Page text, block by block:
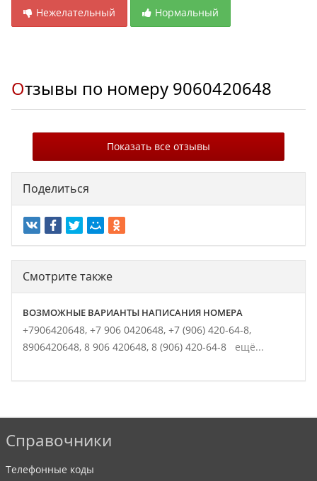
Нежелательный Нормальный
Отзывы по номеру 9060420648
Показать все отзывы
Поделиться
Смотрите также
ВОЗМОЖНЫЕ ВАРИАНТЫ НАПИСАНИЯ НОМЕРА
+7906420648, +7 906 0420648, +7 (906) 420-64-8,
8906420648, 8 906 420648, 8 (906) 420-64-8 ещё...
Справочники
Телефонные коды